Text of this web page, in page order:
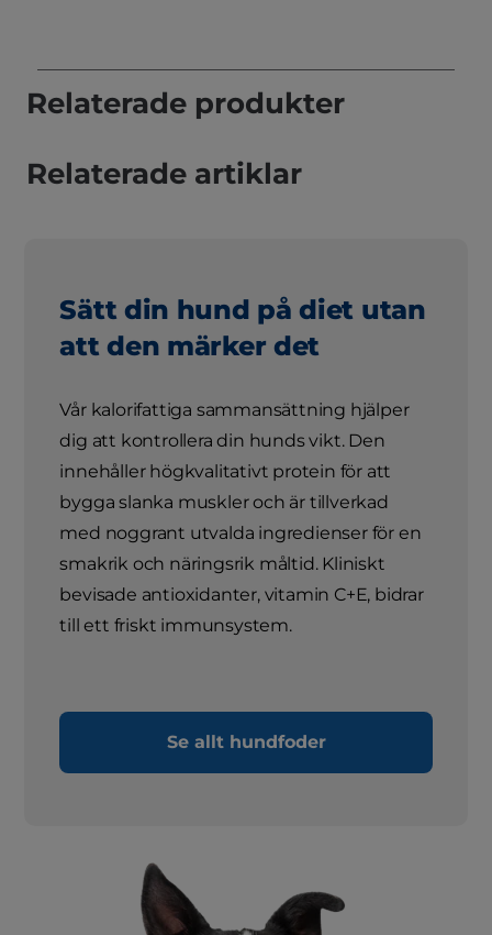
Relaterade produkter
Relaterade artiklar
Sätt din hund på diet utan
att den märker det
Vår kalorifattiga sammansättning hjälper
dig att kontrollera din hunds vikt. Den
innehåller högkvalitativt protein för att
bygga slanka muskler och är tillverkad
med noggrant utvalda ingredienser för en
smakrik och näringsrik måltid. Kliniskt
bevisade antioxidanter, vitamin C+E, bidrar
till ett friskt immunsystem.
Se allt hundfoder